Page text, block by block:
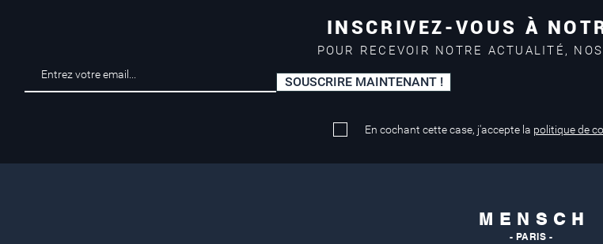
Mastercard, Visa
INSCRIVEZ-VOUS À
POUR RECEVOIR NOTRE ACTUALITÉ,
SOUSCRIRE MAINTENANT !
En cochant cette case, j'accepte la politique de
M E N S C H
- PARIS -